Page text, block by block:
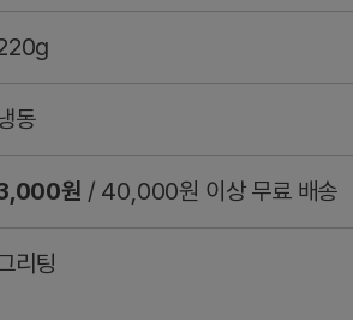
동
원 / 40,000원 이상 무료 배송
리팅